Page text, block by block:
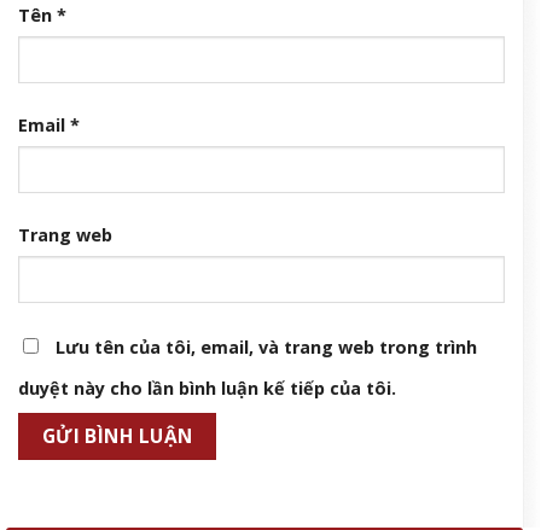
Tên *
Email *
Trang web
Lưu tên của tôi, email, và trang web trong trình
duyệt này cho lần bình luận kế tiếp của tôi.